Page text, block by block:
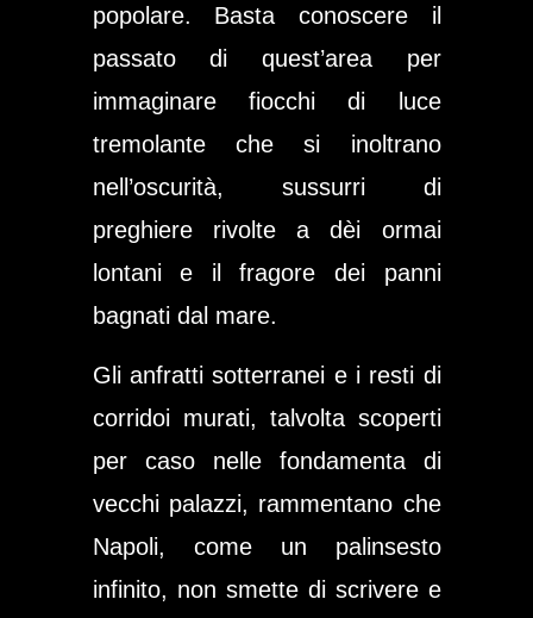
popolare. Basta conoscere il
passato di quest’area per
immaginare fiocchi di luce
tremolante che si inoltrano
nell’oscurità, sussurri di
preghiere rivolte a dèi ormai
lontani e il fragore dei panni
bagnati dal mare.
Gli anfratti sotterranei e i resti di
corridoi murati, talvolta scoperti
per caso nelle fondamenta di
vecchi palazzi, rammentano che
Napoli, come un palinsesto
infinito, non smette di scrivere e